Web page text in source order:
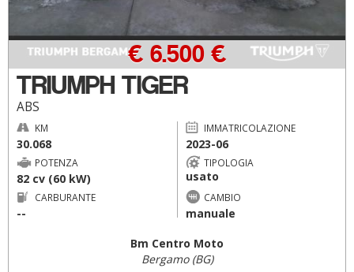
TRIUMPH TIGER
ABS
€ 6.500 €
KM
30.068
IMMATRICOLAZIONE
2023-06
POTENZA
82 cv (60 kW)
TIPOLOGIA
usato
CARBURANTE
--
CAMBIO
manuale
Bm Centro Moto
Bergamo (BG)